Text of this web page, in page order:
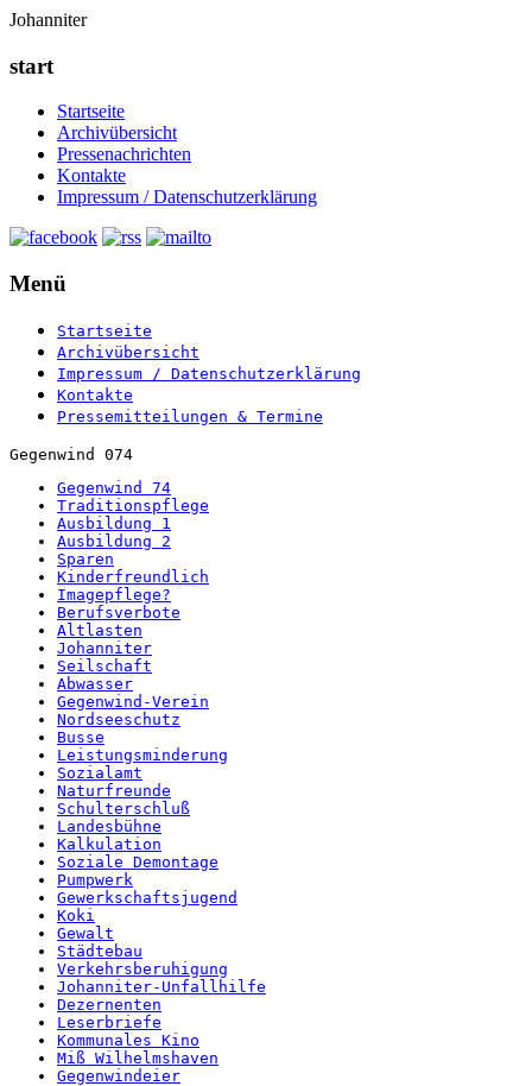
Johanniter
start
Startseite
Archivübersicht
Pressenachrichten
Kontakte
Impressum / Datenschutzerklärung
Menü
Startseite
Archivübersicht
Impressum / Datenschutzerklärung
Kontakte
Pressemitteilungen & Termine
Gegenwind 074
Gegenwind 74
Traditionspflege
Ausbildung 1
Ausbildung 2
Sparen
Kinderfreundlich
Imagepflege?
Berufsverbote
Altlasten
Johanniter
Seilschaft
Abwasser
Gegenwind-Verein
Nordseeschutz
Busse
Leistungsminderung
Sozialamt
Naturfreunde
Schulterschluß
Landesbühne
Kalkulation
Soziale Demontage
Pumpwerk
Gewerkschaftsjugend
Koki
Gewalt
Städtebau
Verkehrsberuhigung
Johanniter-Unfallhilfe
Dezernenten
Leserbriefe
Kommunales Kino
Miß Wilhelmshaven
Gegenwindeier